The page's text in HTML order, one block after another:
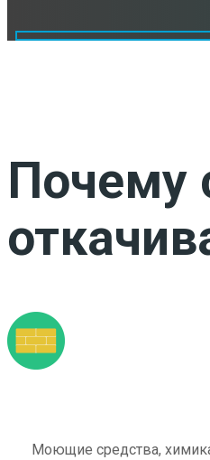
Почему
Моющие средства,